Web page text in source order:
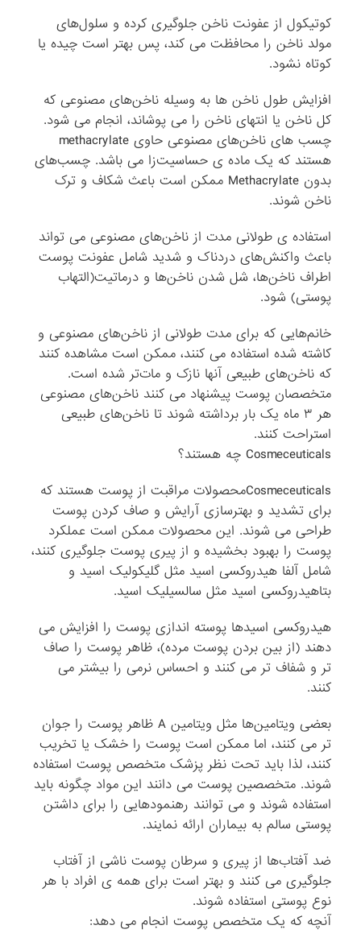
کوتیکول از عفونت ناخن جلوگیری کرده و سلول‌های
مولد ناخن را محافظت می ‌کند، پس بهتر است چیده یا
کوتاه نشود.
افزایش طول ناخن ها به وسیله ناخن‌های مصنوعی که
کل ناخن یا انتهای ناخن را می ‌پوشاند، انجام می شود.
چسب های ناخن‌های مصنوعی حاوی methacrylate
هستند که یک ماده ی حساسیت‌زا می‌ باشد. چسب‌های
بدون Methacrylate ممکن است باعث شکاف و ترک
ناخن شوند.
استفاده ی طولانی مدت از ناخن‌های مصنوعی می ‌تواند
باعث واکنش‌های دردناک و شدید شامل عفونت پوست
اطراف ناخن‌ها، شل شدن ناخن‌ها و درماتیت(التهاب
پوستی) شود.
خانم‌هایی که برای مدت طولانی از ناخن‌های مصنوعی و
کاشته شده استفاده می ‌کنند، ممکن است مشاهده کنند
که ناخن‌های طبیعی آنها نازک‌ و مات‌تر شده است.
متخصصان پوست پیشنهاد می ‌کنند ناخن‌های مصنوعی
هر ۳ ماه یک بار برداشته شوند تا ناخن‌های طبیعی
استراحت کنند.
Cosmeceuticals چه هستند؟
Cosmeceuticalsمحصولات مراقبت از پوست هستند که
برای تشدید و بهتر‌سازی آرایش و صاف کردن پوست
طراحی می‌ شوند. این محصولات ممکن است عملکرد
پوست را بهبود بخشیده و از پیری پوست جلوگیری کنند،
شامل آلفا هیدروکسی اسید مثل گلیکولیک اسید و
بتاهیدروکسی اسید مثل سالسیلیک اسید.
هیدروکسی اسیدها پوسته اندازی پوست را افزایش می
‌دهند (از بین بردن پوست مرده)، ظاهر پوست را صاف
‌تر و شفاف تر می ‌کنند و احساس نرمی را بیشتر می‌
کنند.
بعضی ویتامین‌ها مثل ویتامین A ظاهر پوست را جوان
‌تر می کنند، اما ممکن است پوست را خشک یا تخریب
کنند، لذا باید تحت نظر پزشک متخصص پوست استفاده
شوند. متخصصین پوست می ‌دانند این مواد چگونه باید
استفاده شوند و می‌ توانند رهنمودهایی را برای داشتن
پوستی سالم به بیماران ارائه نمایند.
ضد آفتاب‌ها از پیری و سرطان پوست ناشی از آفتاب
جلوگیری می‌ کنند و بهتر است برای همه ی افراد با هر
نوع پوستی استفاده شوند.
آنچه که یک متخصص پوست انجام می ‌دهد: